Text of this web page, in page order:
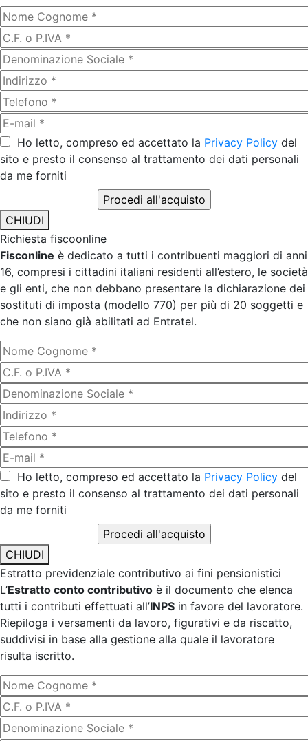
Ho letto, compreso ed accettato la Privacy Policy del
sito e presto il consenso al trattamento dei dati personali
da me forniti
CHIUDI
Richiesta fiscoonline
Fisconline è dedicato a tutti i contribuenti maggiori di anni
16, compresi i cittadini italiani residenti all’estero, le società
e gli enti, che non debbano presentare la dichiarazione dei
sostituti di imposta (modello 770) per più di 20 soggetti e
che non siano già abilitati ad Entratel.
Ho letto, compreso ed accettato la Privacy Policy del
sito e presto il consenso al trattamento dei dati personali
da me forniti
CHIUDI
Estratto previdenziale contributivo ai fini pensionistici
L’Estratto conto contributivo è il documento che elenca
tutti i contributi effettuati all’INPS in favore del lavoratore.
Riepiloga i versamenti da lavoro, figurativi e da riscatto,
suddivisi in base alla gestione alla quale il lavoratore
risulta iscritto.